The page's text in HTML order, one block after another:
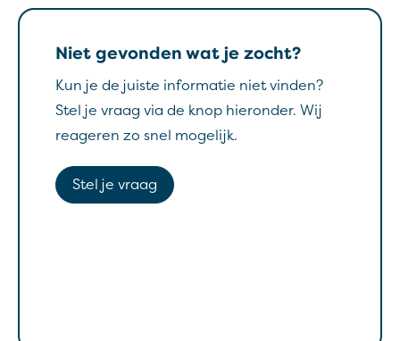
Niet gevonden wat je zocht?
Kun je de juiste informatie niet vinden?
Stel je vraag via de knop hieronder. Wij
reageren zo snel mogelijk.
Stel je vraag